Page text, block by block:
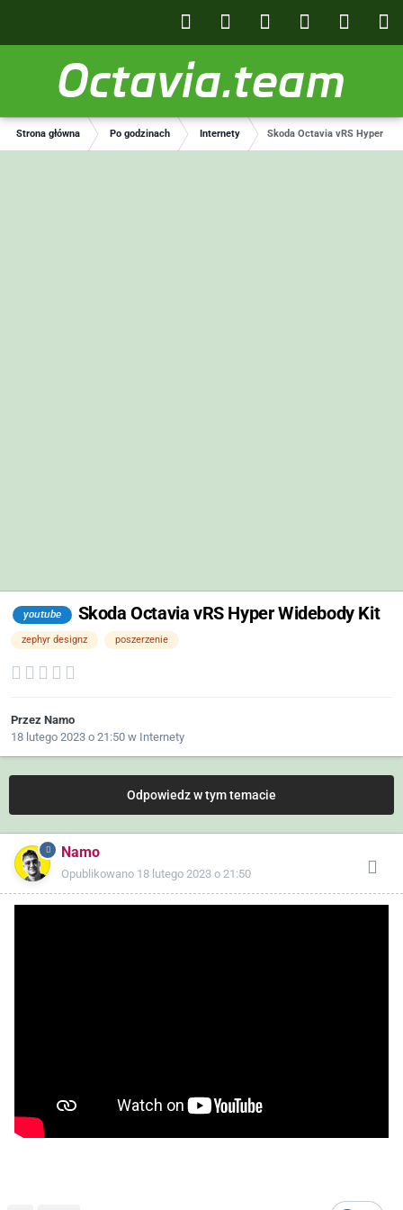
Octavia.team
Strona główna Po godzinach Internety Skoda Octavia vRS Hyper
youtube Skoda Octavia vRS Hyper Widebody Kit
zephyr designz poszerzenie
Przez Namo
18 lutego 2023 o 21:50 w Internety
Odpowiedz w tym temacie
Namo
Opublikowano 18 lutego 2023 o 21:50